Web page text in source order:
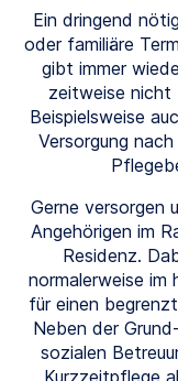
Ein dringend
oder familiäre
gibt immer
zeitweise nicht
Beispielsweise
Versorgung
Gerne versorgen
Angehörigen im
Residenz.
normalerweise im
für einen
Neben der
sozialen
Kurzzeitpflege